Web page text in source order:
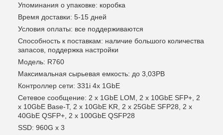
Упоминания о упаковке: коробка
Время доставки: 5-15 дней
Условия оплаты: все поддерживаются
Способность к поставкам: наличие большого количества
запасов, поддержка настройки
Модель: R760
Максимальная сырьевая емкость: до 3,03PB
Контроллер сети: 331i 4x 1GbE
Сетевое сообщение: 2 x 1GbE LOM, 2 x 10GbE SFP+, 2
x 10GbE Base-T, 2 x 10GbE KR, 2 x 25GbE SFP28, 2 x
40GbE QSFP+, 2 x 100GbE QSFP28
SSD: 960G x 3